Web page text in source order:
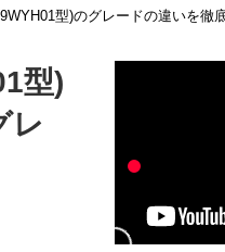
型)のグレードの違いを徹
型)
レ